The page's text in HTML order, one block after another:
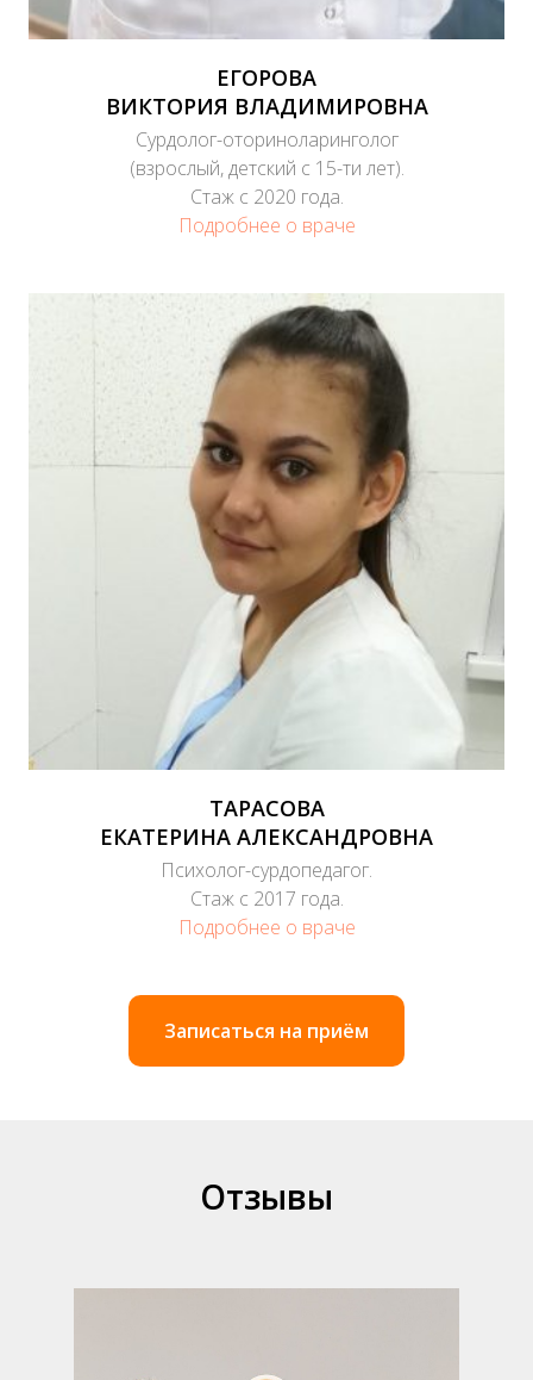
ЕГОРОВА
ВИКТОРИЯ ВЛАДИМИРОВНА
Сурдолог-оториноларинголог
(взрослый, детский с 15-ти лет).
Стаж с 2020 года.
Подробнее о враче
ТАРАСОВА
ЕКАТЕРИНА АЛЕКСАНДРОВНА
Психолог-сурдопедагог.
Стаж с 2017 года.
Подробнее о враче
Записаться на приём
Отзывы